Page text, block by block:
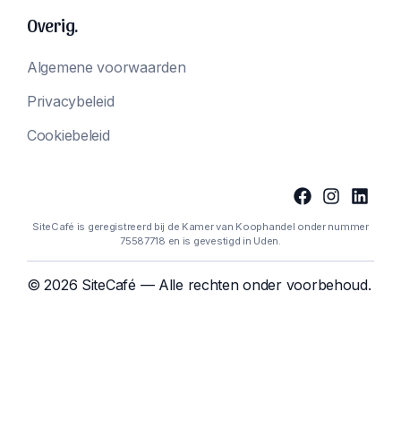
Overig.
Algemene voorwaarden
Privacybeleid
Cookiebeleid
SiteCafé is geregistreerd bij de Kamer van Koophandel onder nummer
75587718 en is gevestigd in Uden.
© 2026 SiteCafé — Alle rechten onder voorbehoud.